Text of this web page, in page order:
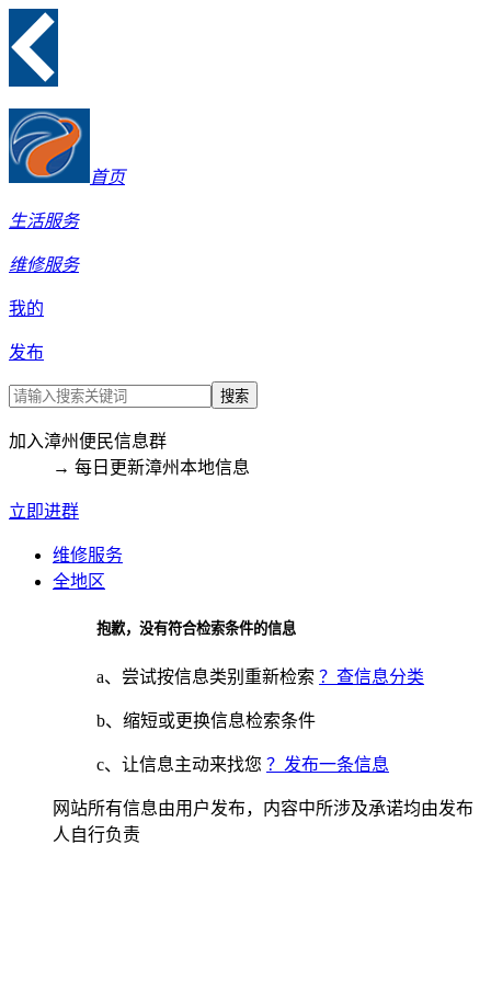
首页
生活服务
维修服务
我的
发布
搜索
加入漳州便民信息群
→ 每日更新漳州本地信息
立即进群
维修服务
全地区
抱歉，没有符合检索条件的信息
a、尝试按信息类别重新检索 ？查信息分类
b、缩短或更换信息检索条件
c、让信息主动来找您 ？发布一条信息
网站所有信息由用户发布，内容中所涉及承诺均由发布
人自行负责